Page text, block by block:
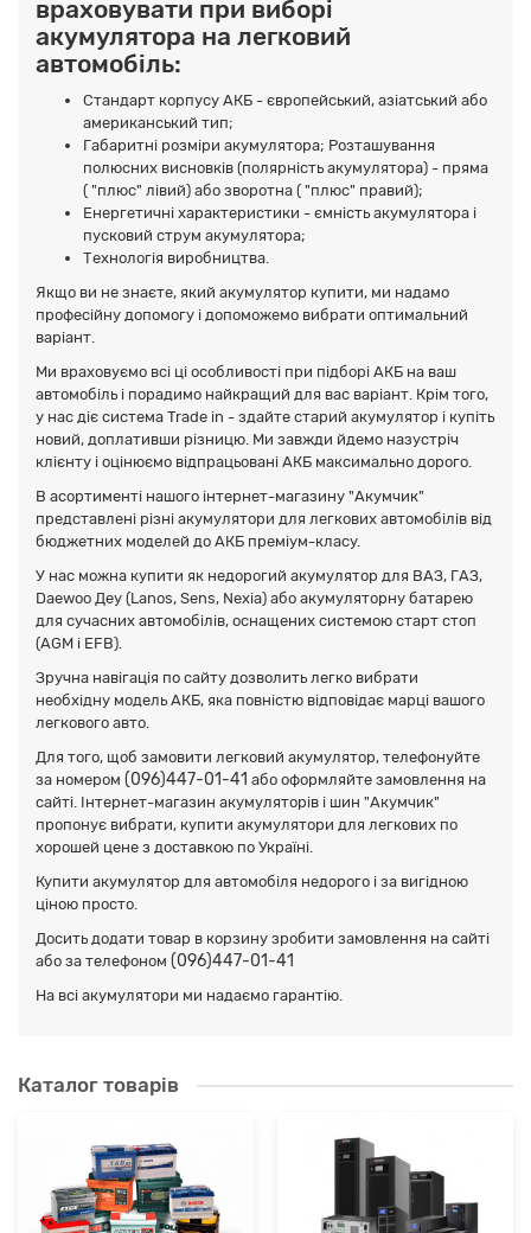
враховувати при виборі
акумулятора на легковий
автомобіль:
Стандарт корпусу АКБ - європейський, азіатський або
американський тип;
Габаритні розміри акумулятора; Розташування
полюсних висновків (полярність акумулятора) - пряма
( "плюс" лівий) або зворотна ( "плюс" правий);
Енергетичні характеристики - ємність акумулятора і
пусковий струм акумулятора;
Технологія виробництва.
Якщо ви не знаєте, який акумулятор купити, ми надамо
професійну допомогу і допоможемо вибрати оптимальний
варіант.
Ми враховуємо всі ці особливості при підборі АКБ на ваш
автомобіль і порадимо найкращий для вас варіант. Крім того,
у нас діє система Trade in - здайте старий акумулятор і купіть
новий, доплативши різницю. Ми завжди йдемо назустріч
клієнту і оцінюємо відпрацьовані АКБ максимально дорого.
В асортименті нашого інтернет-магазину "Акумчик"
представлені різні акумулятори для легкових автомобілів від
бюджетних моделей до АКБ преміум-класу.
У нас можна купити як недорогий акумулятор для ВАЗ, ГАЗ,
Daewoo Деу (Lanos, Sens, Nexia) або акумуляторну батарею
для сучасних автомобілів, оснащених системою старт стоп
(AGM і EFB).
Зручна навігація по сайту дозволить легко вибрати
необхідну модель АКБ, яка повністю відповідає марці вашого
легкового авто.
Для того, щоб замовити легковий акумулятор, телефонуйте
за номером (096)447-01-41 або оформляйте замовлення на
сайті. Інтернет-магазин акумуляторів і шин "Акумчик"
пропонує вибрати, купити акумулятори для легкових по
хорошей цене з доставкою по Україні.
Купити акумулятор для автомобіля недорого і за вигідною
ціною просто.
Досить додати товар в корзину зробити замовлення на сайті
або за телефоном (096)447-01-41
На всі акумулятори ми надаємо гарантію.
Каталог товарів